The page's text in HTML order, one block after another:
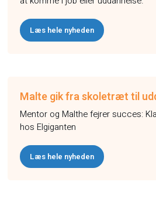
Læs hele nyheden
Malte gik fra skoletræt til
Mentor og Malthe fejrer succes:
hos Elgiganten
Læs hele nyheden